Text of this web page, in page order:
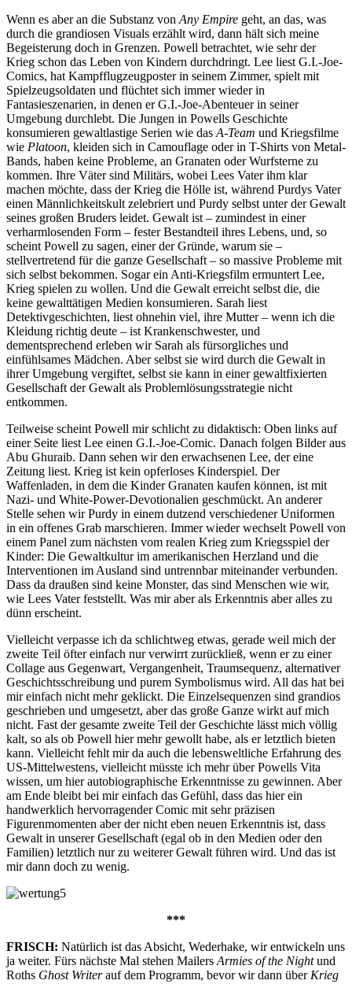
Wenn es aber an die Substanz von Any Empire geht, an das, was
durch die grandiosen Visuals erzählt wird, dann hält sich meine
Begeisterung doch in Grenzen. Powell betrachtet, wie sehr der
Krieg schon das Leben von Kindern durchdringt. Lee liest G.I.-Joe-
Comics, hat Kampfflugzeugposter in seinem Zimmer, spielt mit
Spielzeugsoldaten und flüchtet sich immer wieder in
Fantasieszenarien, in denen er G.I.-Joe-Abenteuer in seiner
Umgebung durchlebt. Die Jungen in Powells Geschichte
konsumieren gewaltlastige Serien wie das A-Team und Kriegsfilme
wie Platoon, kleiden sich in Camouflage oder in T-Shirts von Metal-
Bands, haben keine Probleme, an Granaten oder Wurfsterne zu
kommen. Ihre Väter sind Militärs, wobei Lees Vater ihm klar
machen möchte, dass der Krieg die Hölle ist, während Purdys Vater
einen Männlichkeitskult zelebriert und Purdy selbst unter der Gewalt
seines großen Bruders leidet. Gewalt ist – zumindest in einer
verharmlosenden Form – fester Bestandteil ihres Lebens, und, so
scheint Powell zu sagen, einer der Gründe, warum sie –
stellvertretend für die ganze Gesellschaft – so massive Probleme mit
sich selbst bekommen. Sogar ein Anti-Kriegsfilm ermuntert Lee,
Krieg spielen zu wollen. Und die Gewalt erreicht selbst die, die
keine gewalttätigen Medien konsumieren. Sarah liest
Detektivgeschichten, liest ohnehin viel, ihre Mutter – wenn ich die
Kleidung richtig deute – ist Krankenschwester, und
dementsprechend erleben wir Sarah als fürsorgliches und
einfühlsames Mädchen. Aber selbst sie wird durch die Gewalt in
ihrer Umgebung vergiftet, selbst sie kann in einer gewaltfixierten
Gesellschaft der Gewalt als Problemlösungsstrategie nicht
entkommen.
Teilweise scheint Powell mir schlicht zu didaktisch: Oben links auf
einer Seite liest Lee einen G.I.-Joe-Comic. Danach folgen Bilder aus
Abu Ghuraib. Dann sehen wir den erwachsenen Lee, der eine
Zeitung liest. Krieg ist kein opferloses Kinderspiel. Der
Waffenladen, in dem die Kinder Granaten kaufen können, ist mit
Nazi- und White-Power-Devotionalien geschmückt. An anderer
Stelle sehen wir Purdy in einem dutzend verschiedener Uniformen
in ein offenes Grab marschieren. Immer wieder wechselt Powell von
einem Panel zum nächsten vom realen Krieg zum Kriegsspiel der
Kinder: Die Gewaltkultur im amerikanischen Herzland und die
Interventionen im Ausland sind untrennbar miteinander verbunden.
Dass da draußen sind keine Monster, das sind Menschen wie wir,
wie Lees Vater feststellt. Was mir aber als Erkenntnis aber alles zu
dünn erscheint.
Vielleicht verpasse ich da schlichtweg etwas, gerade weil mich der
zweite Teil öfter einfach nur verwirrt zurückließ, wenn er zu einer
Collage aus Gegenwart, Vergangenheit, Traumsequenz, alternativer
Geschichtsschreibung und purem Symbolismus wird. All das hat bei
mir einfach nicht mehr geklickt. Die Einzelsequenzen sind grandios
geschrieben und umgesetzt, aber das große Ganze wirkt auf mich
nicht. Fast der gesamte zweite Teil der Geschichte lässt mich völlig
kalt, so als ob Powell hier mehr gewollt habe, als er letztlich bieten
kann. Vielleicht fehlt mir da auch die lebensweltliche Erfahrung des
US-Mittelwestens, vielleicht müsste ich mehr über Powells Vita
wissen, um hier autobiographische Erkenntnisse zu gewinnen. Aber
am Ende bleibt bei mir einfach das Gefühl, dass das hier ein
handwerklich hervorragender Comic mit sehr präzisen
Figurenmomenten aber der nicht eben neuen Erkenntnis ist, dass
Gewalt in unserer Gesellschaft (egal ob in den Medien oder den
Familien) letztlich nur zu weiterer Gewalt führen wird. Und das ist
mir dann doch zu wenig.
***
FRISCH: Natürlich ist das Absicht, Wederhake, wir entwickeln uns
ja weiter. Fürs nächste Mal stehen Mailers Armies of the Nightund
Roths Ghost Writerauf dem Programm, bevor wir dann über Krieg